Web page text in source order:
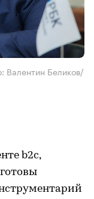
Валентин Беликов/
b2c,